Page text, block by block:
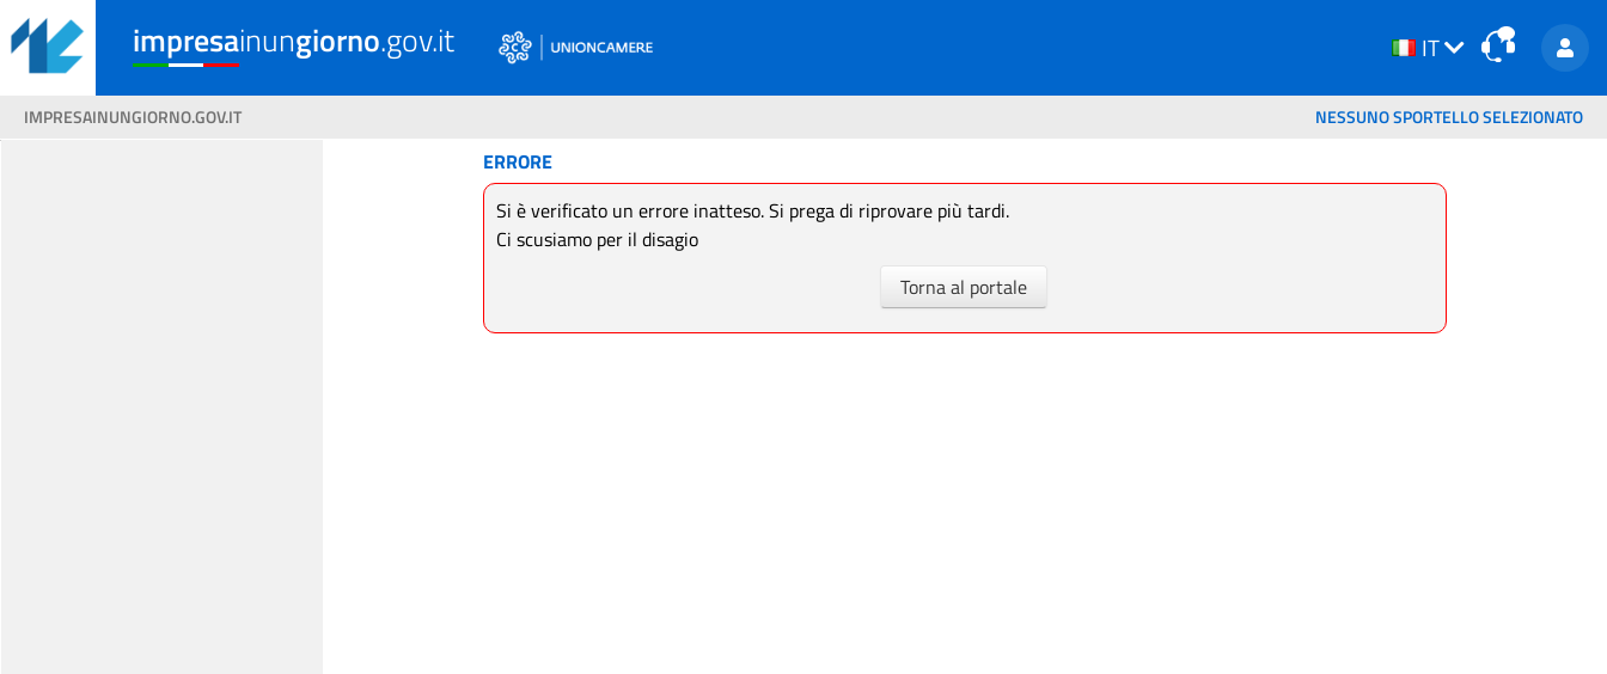
impresainungiorno.gov.it
IT
IT
IMPRESAINUNGIORNO.GOV.IT NESSUNO SPORTELLO SELEZIONATO
ERRORE
Si è verificato un errore inatteso. Si prega di riprovare più tardi.
Ci scusiamo per il disagio
Torna al portale